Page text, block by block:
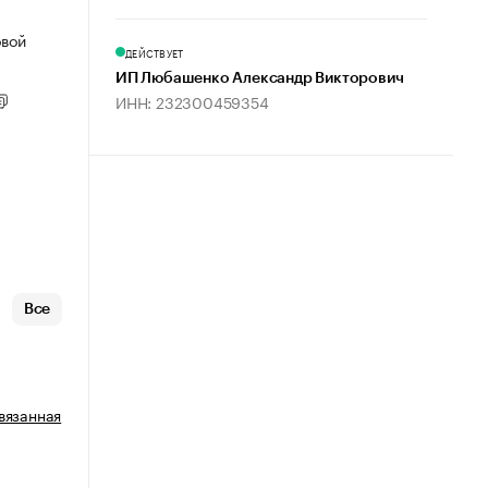
Все
ДЕЙСТВУЕТ
ИП Любашенко Александр Викторович
ИНН: 232300459354